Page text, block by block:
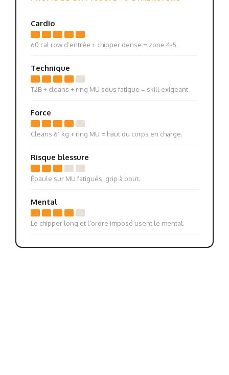
Cardio
60 cal row d’entrée + chipper dense = zone 4-5.
Technique
T2B + cleans + ring MU sous fatigue = skill exigeant.
Force
Cleans 61 kg + ring MU = haut du corps en charge.
Risque blessure
Épaule sur MU fatigués, grip à bout.
Mental
Le chipper long et l’ordre imposé usent le mental.